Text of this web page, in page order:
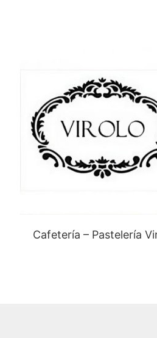
Cafetería – Pastelería